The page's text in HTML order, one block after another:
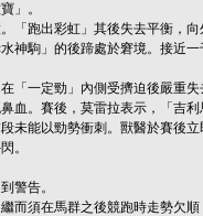
」。
「跑出彩虹」其後失去平衡，
神駒」的後蹄處於窘境。接近
「一定勁」內側受擠迫後嚴重
血。賽後，莫雷拉表示，「吉
未能以勁勢衝刺。獸醫於賽後
。
警告。
而須在馬群之後競跑時走勢欠